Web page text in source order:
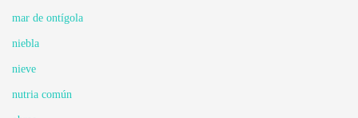
mar de ontígola
niebla
nieve
nutria común